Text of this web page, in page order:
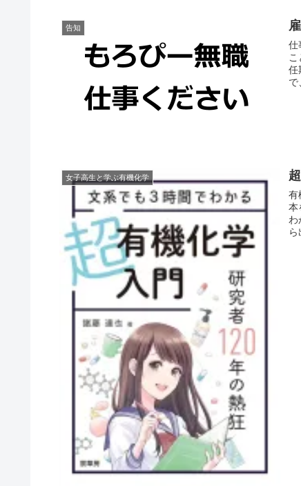
告知
仕
任
で
女子高生と学ぶ有機化学
有
本
わ